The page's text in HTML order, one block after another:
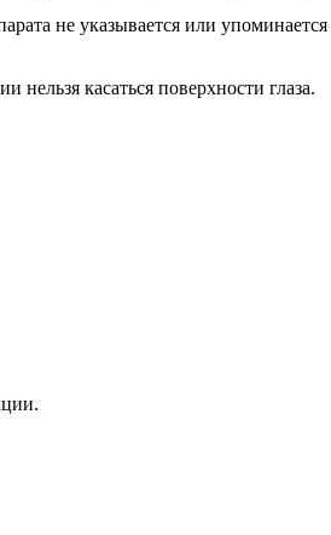
не указывается или
касаться поверхности глаза.